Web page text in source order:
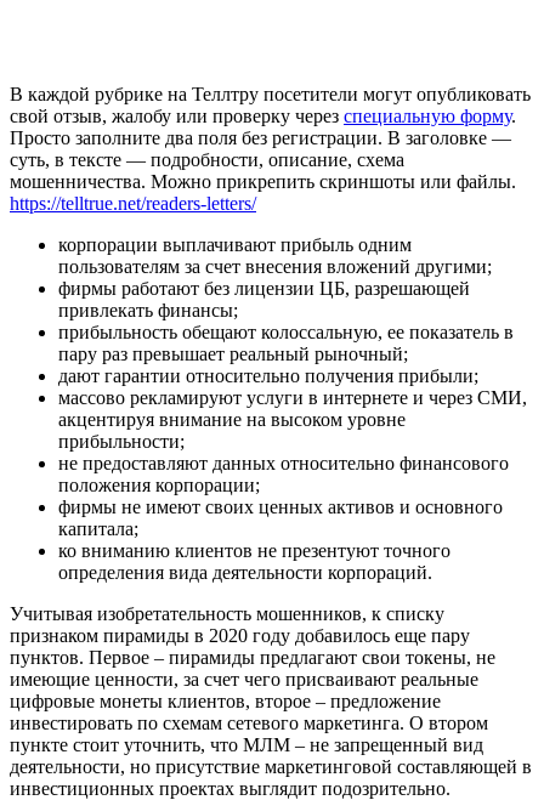
В каждой рубрике на Теллтру посетители могут опубликовать
свой отзыв, жалобу или проверку через специальную форму.
Просто заполните два поля без регистрации. В заголовке —
суть, в тексте — подробности, описание, схема
мошенничества. Можно прикрепить скриншоты или файлы.
https://telltrue.net/readers-letters/
корпорации выплачивают прибыль одним
пользователям за счет внесения вложений другими;
фирмы работают без лицензии ЦБ, разрешающей
привлекать финансы;
прибыльность обещают колоссальную, ее показатель в
пару раз превышает реальный рыночный;
дают гарантии относительно получения прибыли;
массово рекламируют услуги в интернете и через СМИ,
акцентируя внимание на высоком уровне
прибыльности;
не предоставляют данных относительно финансового
положения корпорации;
фирмы не имеют своих ценных активов и основного
капитала;
ко вниманию клиентов не презентуют точного
определения вида деятельности корпораций.
Учитывая изобретательность мошенников, к списку
признаком пирамиды в 2020 году добавилось еще пару
пунктов. Первое – пирамиды предлагают свои токены, не
имеющие ценности, за счет чего присваивают реальные
цифровые монеты клиентов, второе – предложение
инвестировать по схемам сетевого маркетинга. О втором
пункте стоит уточнить, что МЛМ – не запрещенный вид
деятельности, но присутствие маркетинговой составляющей в
инвестиционных проектах выглядит подозрительно.